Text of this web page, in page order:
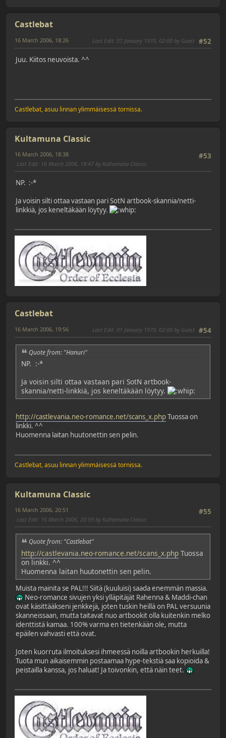
Castlebat
#52
16 March 2006, 18:26 Last Edit: 01 January 1970, 02:00 by Guest
Juu. Kiitos neuvoista. ^^
Castlebat, asuu linnan ylimmäisessä tornissa.
Kultamuna Classic
#53
16 March 2006, 18:38
Last Edit: 16 March 2006, 18:47 by Kultamuna Classic
NP. :-*
Ja voisin silti ottaa vastaan pari SotN artbook-skannia/netti-
linkkiä, jos keneltäkään löytyy.
Castlebat
#54
16 March 2006, 19:56 Last Edit: 01 January 1970, 02:00 by Guest
Quote from: "Hanuri"
NP. :-*
Ja voisin silti ottaa vastaan pari SotN artbook-
skannia/netti-linkkiä, jos keneltäkään löytyy.
http://castlevania.neo-romance.net/scans_x.phpTuossa on
linkki. ^^
Huomenna laitan huutonettin sen pelin.
Castlebat, asuu linnan ylimmäisessä tornissa.
Kultamuna Classic
#55
16 March 2006, 20:51
Last Edit: 16 March 2006, 20:59 by Kultamuna Classic
Quote from: "Castlebat"
http://castlevania.neo-romance.net/scans_x.php Tuossa
on linkki. ^^
Huomenna laitan huutonettin sen pelin.
Muista mainita se PAL!!! Siitä (kuuluisi) saada enemmän massia.
Neo-romance sivujen yksi ylläpitäjät Rahenna & Maddi-chan
ovat käsittääkseni jenkkejä, joten tuskin heillä on PAL versuunia
skanneissaan, mutta taitavat nuo artbookit olla kuitenkin melko
identtistä kamaa. 100% varma en tietenkään ole, mutta
epäilen vahvasti että ovat.
Joten kuorruta ilmoituksesi ihmeessä noilla artbookin herkuilla!
Tuota mun aikaisemmin postaamaa hype-tekstiä saa kopioida &
peistailla kanssa, jos haluat! Ja toivonkin, että näin teet.